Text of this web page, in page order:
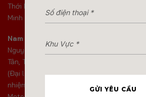
Thới Hiệp, Thành phố Hồ Chí
Minh
Nam Tiến Bình Tân :
Nguyễn Thị Tú, Phường Bình
Tân, Thành phố Hồ Chí Minh
(Đại lý Yamaha chính hãng ủy
nhiệm của tập đoàn Yamaha
Báo giá
GỬI YÊU CẦU